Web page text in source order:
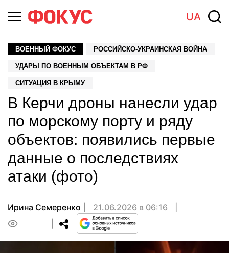
UA
ВОЕННЫЙ ФОКУС РОССИЙСКО-УКРАИНСКАЯ ВОЙНА
УДАРЫ ПО ВОЕННЫМ ОБЪЕКТАМ В РФ
СИТУАЦИЯ В КРЫМУ
В Керчи дроны нанесли удар
по морскому порту и ряду
объектов: появились первые
данные о последствиях
атаки (фото)
Ирина Семеренко
21.06.2026 в 06:16